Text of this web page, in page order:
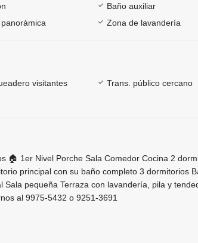
Baño auxiliar
Zona de lavandería
visitantes
Trans. público cercano
🏠 1er Nivel Porche Sala Comedor Cocina 2
principal con su baño completo 3 dormitorios
pequeña Terraza con lavandería, pila y
al 9975-5432 o 9251-3691